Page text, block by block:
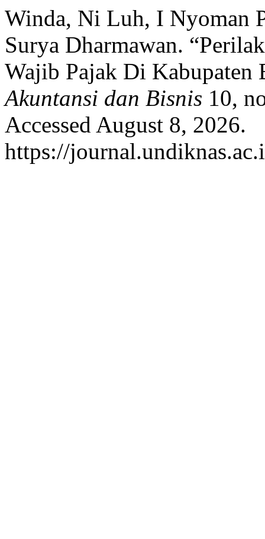
Winda, Ni Luh, I Nyoman
Surya Dharmawan.
Wajib Pajak Di Kabupaten
Akuntansi dan Bisnis 10,
Accessed August 8, 2026.
https://